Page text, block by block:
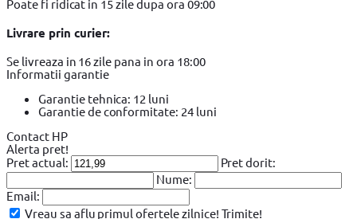
Poate fi ridicat in 15 zile dupa ora 09:00
Livrare prin curier:
Se livreaza in 16 zile pana in ora 18:00
Informatii garantie
Garantie tehnica: 12 luni
Garantie de conformitate: 24 luni
Contact HP
Alerta pret!
Pret actual:
Pret dorit:
Nume:
Email:
Vreau sa aflu primul ofertele zilnice! Trimite!